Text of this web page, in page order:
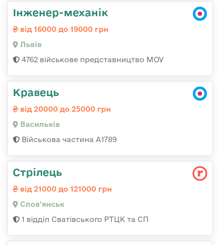
Інженер-механік
від 16000 до 19000 грн
Львів
4762 військове представництво МОУ
Кравець
від 20000 до 25000 грн
Васильків
Військова частина А1789
Стрілець
від 21000 до 121000 грн
Слов'янськ
1 відділ Сватівського РТЦК та СП